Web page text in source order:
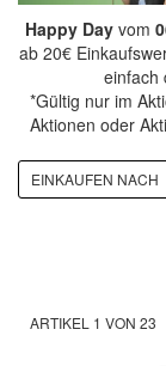
Happy Dayvom
ab 20€
einfach
*Gültig nur im
Aktionen oder
ARTIKEL 1 VON 23
EINKAUFEN NACH